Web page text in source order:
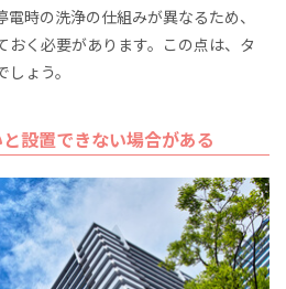
時の洗浄の仕組みが異なるため、
おく必要があります。この点は、タ
ょう。
設置できない場合がある